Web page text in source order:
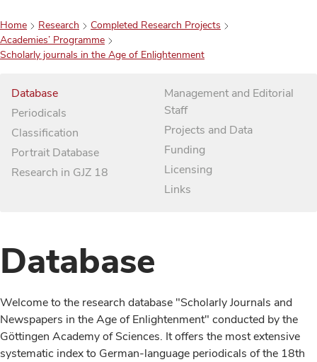
Home Research
Completed Research Projects
Academies’ Programme
Scholarly journals in the Age of Enlightenment
Database
Periodicals
Classification
Portrait Database
Research in GJZ 18
Management and Editorial
Staff
Projects and Data
Funding
Licensing
Links
Database
Welcome to the research database "Scholarly Journals and
Newspapers in the Age of Enlightenment" conducted by the
Göttingen Academy of Sciences. It offers the most extensive
systematic index to German-language periodicals of the 18th